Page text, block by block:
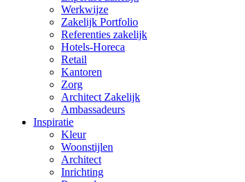
Werkwijze
Zakelijk Portfolio
Referenties zakelijk
Hotels-Horeca
Retail
Kantoren
Zorg
Architect Zakelijk
Ambassadeurs
Inspiratie
Kleur
Woonstijlen
Architect
Inrichting